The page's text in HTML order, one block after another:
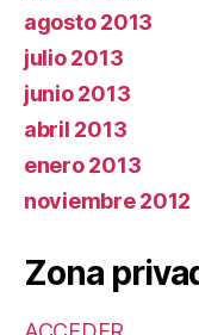
agosto 2013
julio 2013
junio 2013
abril 2013
enero 2013
noviembre 2012
Zona